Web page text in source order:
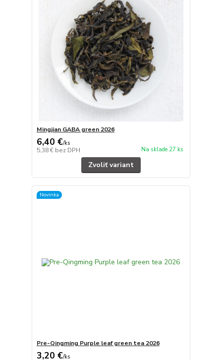
Mingjian GABA green 2026
6,40 €/ks
5,38 € bez DPH Na sklade 27 ks
Zvoliť variant
Novinka
Pre-Qingming Purple leaf green tea 2026
3,20 €/ks